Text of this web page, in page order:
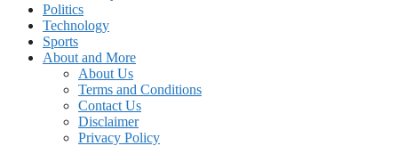
Politics
Technology
Sports
About and More
About Us
Terms and Conditions
Contact Us
Disclaimer
Privacy Policy